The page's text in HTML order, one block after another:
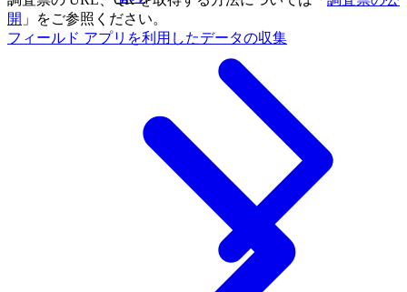
開 」をご参照ください。
フィールド アプリを利用したデータの収集